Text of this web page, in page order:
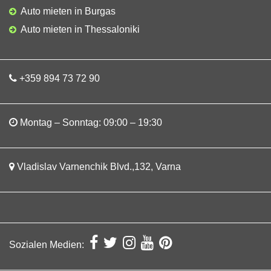
Auto mieten in Burgas
Auto mieten in Thessaloniki
+359 894 73 72 90
Montag – Sonntag: 09:00 – 19:30
Vladislav Varnenchik Blvd.,132, Varna
Sozialen Medien: